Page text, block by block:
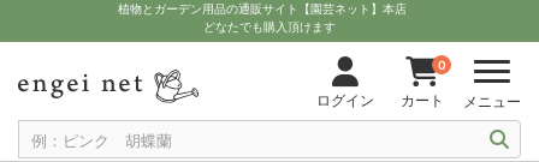
植物とガーデン用品の通販サイト【園芸ネット】本店
どなたでも購入頂けます
ログイン
0
カート メニュー